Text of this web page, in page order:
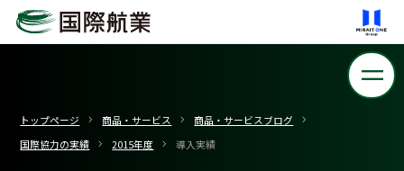
トップページ 商品・サービス
商品・サービスブログ
国際協力の実績
2015年度 導入実績